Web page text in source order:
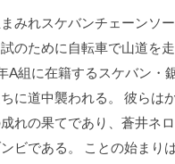
まみれスケバンチェーンソ
のために自転車で山道を
A組に在籍するスケバン・
に道中襲われる。 彼らは
れの果てであり、蒼井ネ
ビである。 ことの始まり